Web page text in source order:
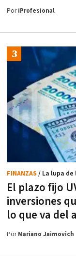
PoriProfesional
El plazo fijo
inversiones
lo que va del
FINANZAS / La lupa de
PorMariano Jaimovich